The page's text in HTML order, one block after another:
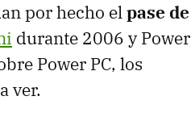
por hecho elpase de
durante 2006 y Power
Power PC, los
ver.